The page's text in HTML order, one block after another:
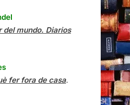
del mundo. Diarios
fer fora de casa.